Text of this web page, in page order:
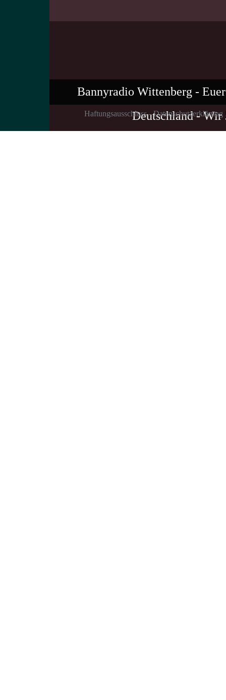
Bannyradio Wittenberg -
Deutschland - Wir
Haftungsausschluss - Datenschutzerklärung